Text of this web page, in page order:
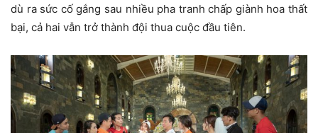
dù ra sức cố gắng sau nhiều pha tranh chấp giành hoa thất
bại, cả hai vẫn trở thành đội thua cuộc đầu tiên.